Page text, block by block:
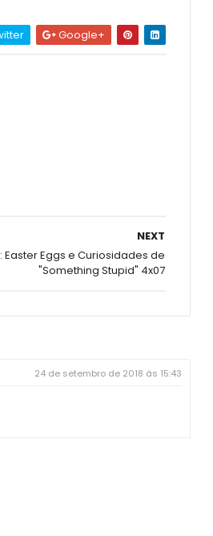
Google+
NEXT
Easter Eggs e Curiosidades de
"Something Stupid" 4x07
24 de setembro de 2018 às 15:43